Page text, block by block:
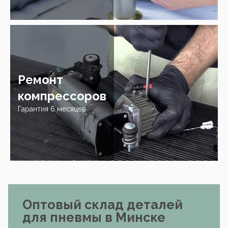
Ремонт
компрессоров
Гарантия 6 месяцев
Оптовый склад деталей
для пневмы в Минске